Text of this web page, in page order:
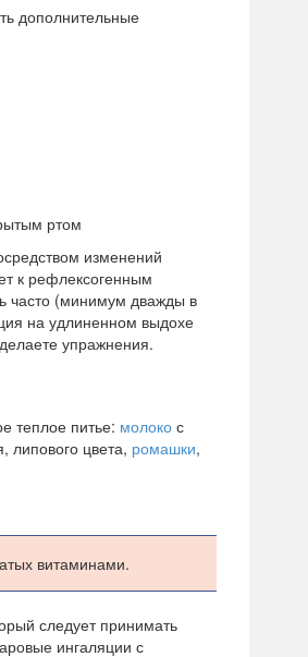
дополнительные
изменений
к рефлексогенным
часто (минимум дважды в
на удлиненном выдохе
упражнения.
теплое питье: молоко с
липового цвета, ромашки,
витаминами.
следует принимать
ингаляции с